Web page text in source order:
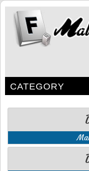
CATEGORY